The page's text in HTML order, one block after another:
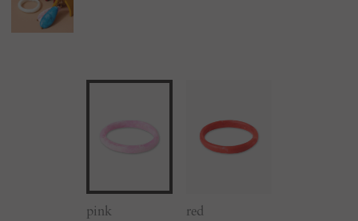
pink red